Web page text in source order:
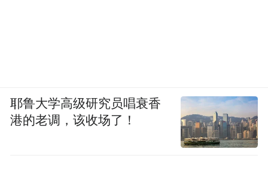
耶鲁大学高级研究员唱衰香
港的老调，该收场了！